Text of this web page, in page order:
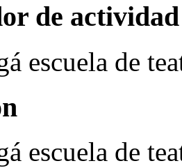
de actividad
escuela de
escuela de